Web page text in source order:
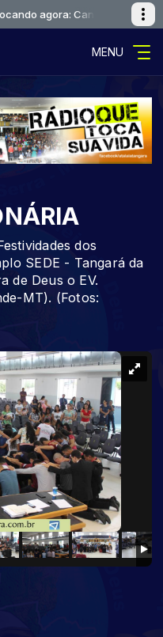
agora: Canção e Louvor -
MENU
dos
SEDE - Tangará da
de Deus o EV.
MT). (Fotos: